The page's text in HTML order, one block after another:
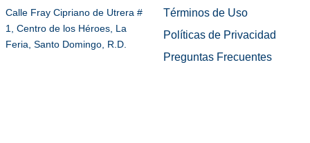
Calle Fray Cipriano de Utrera #
1, Centro de los Héroes, La
Feria, Santo Domingo, R.D.
Términos de Uso
Políticas de Privacidad
Preguntas Frecuentes